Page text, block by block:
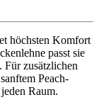
höchsten Komfort
passt sie
Für zusätzlichen
Peach-
Raum.